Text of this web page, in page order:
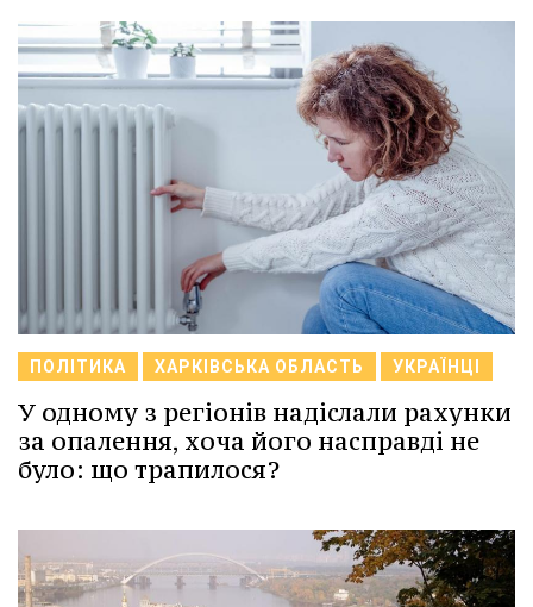
ПОЛІТИКА ХАРКІВСЬКА ОБЛАСТЬ УКРАЇНЦІ
У одному з регіонів надіслали рахунки
за опалення, хоча його насправді не
було: що трапилося?